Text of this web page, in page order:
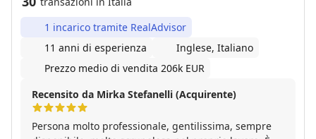
1 incarico tramite RealAdvisor
11 anni di esperienza
Inglese, Italiano
Prezzo medio di vendita 206k EUR
Recensito da Mirka Stefanelli (Acquirente)
Persona molto professionale, gentilissima, sempre